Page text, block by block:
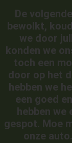
De
bewolkt,
we door
konden we
toch een
door op het
hebben we
een goed
hebben
gespot. Moe
onze